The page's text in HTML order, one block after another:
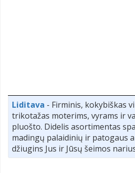
Liditava - Firminis, kokybiškas
trikotažas moterims, vyrams ir
pluošto. Didelis asortimentas
madingų palaidinių ir patogaus
džiugins Jus ir Jūsų šeimos